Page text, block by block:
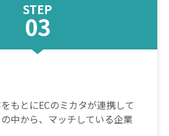
STEP
03
もとにECのミカタが連携して
中から、マッチしている企業